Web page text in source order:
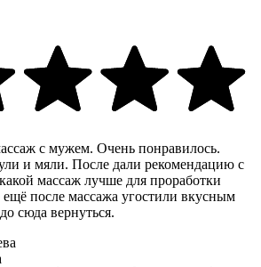
с мужем. Очень понравилось.
и мяли. После дали рекомендацию с
массаж лучше для проработки
ещё после массажа угостили вкусным
сюда вернуться.